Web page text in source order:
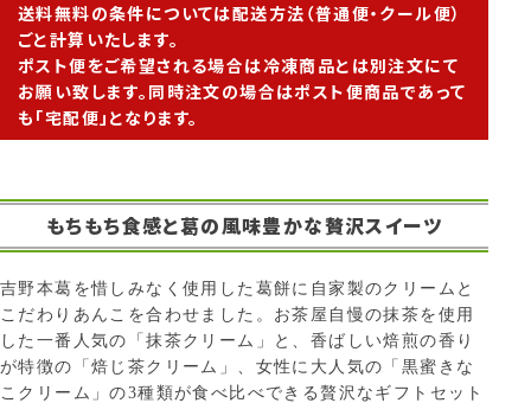
送料無料の条件については配送方法（普通便・クール便）
ごと計算いたします。
ポスト便をご希望される場合は冷凍商品とは別注文にて
お願い致します。同時注文の場合はポスト便商品であって
も「宅配便」となります。
もちもち食感と葛の風味豊かな贅沢スイーツ
吉野本葛を惜しみなく使用した葛餅に自家製のクリームと
こだわりあんこを合わせました。お茶屋自慢の抹茶を使用
した一番人気の「抹茶クリーム」と、香ばしい焙煎の香り
が特徴の「焙じ茶クリーム」、女性に大人気の「黒蜜きな
こクリーム」の3種類が食べ比べできる贅沢なギフトセット